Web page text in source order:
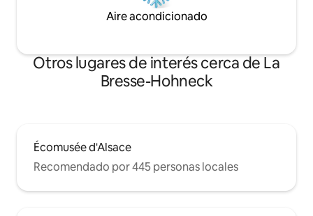
Aire acondicionado
Otros lugares de interés cerca de La
Bresse-Hohneck
Écomusée d'Alsace
Recomendado por 445 personas locales